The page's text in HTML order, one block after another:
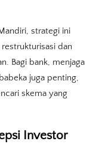
strategi ini
dan
Bagi bank, menjaga
juga penting,
skema yang
Investor